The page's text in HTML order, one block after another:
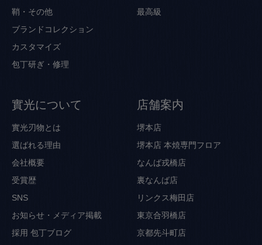
鞘・その他
ブランドコレクション
カスタマイズ
包丁研ぎ・修理
最高級
實光について
實光刃物とは
選ばれる理由
会社概要
受賞歴
SNS
お知らせ・メディア掲載
採用 包丁ブログ
店舗案内
堺本店
堺本店 本焼専門フロア
なんば戎橋店
裏なんば店
リンクス梅田店
東京合羽橋店
京都先斗町店